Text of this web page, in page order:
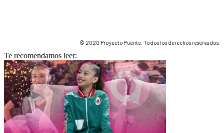
© 2020 Proyecto Puente. Todos los derechos reservados.
Te recomendamos leer: